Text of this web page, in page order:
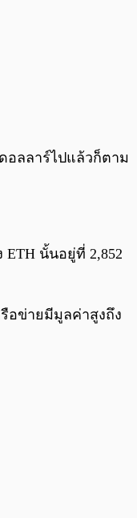
/ 0:00
อลลาร์ไปแล้วก็ตาม
นั้นอยู่ที่ 2,852
อข่ายมีมูลค่าสูงถึง